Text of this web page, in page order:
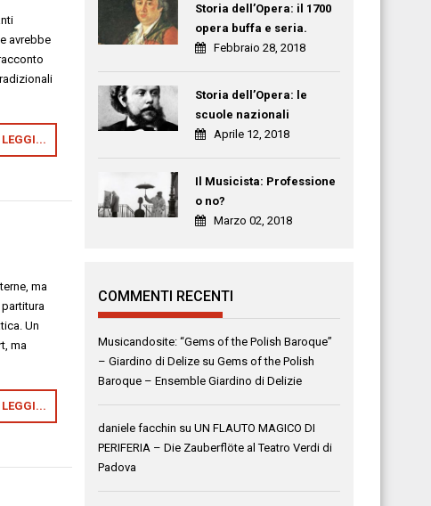
avrebbe
LEGGI...
ma
Un
ma
LEGGI...
Storia dell’Opera: il 1700
opera buffa e seria.
Febbraio 28, 2018
Storia dell’Opera: le
scuole nazionali
Aprile 12, 2018
Il Musicista: Professione
o no?
Marzo 02, 2018
COMMENTI RECENTI
Musicandosite: “Gems of the Polish Baroque”
– Giardino di Delize suGems of the Polish
Baroque – Ensemble Giardino di Delizie
daniele facchin suUN FLAUTO MAGICO DI
PERIFERIA – Die Zauberflöte al Teatro Verdi di
Padova